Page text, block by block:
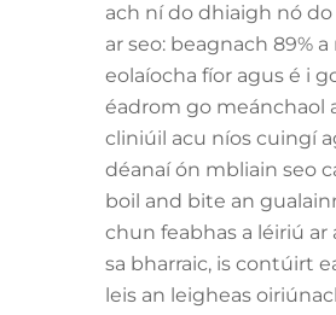
ach ní do dhiaigh nó
ar seo: beagnach 89%
eolaíocha fíor agus é i
éadrom go meánchaol
cliniúil acu níos cuingí
déanaí ón mbliain seo
boil and bite an
chun feabhas a léiriú ar
sa bharraic, is contúirt
leis an leigheas